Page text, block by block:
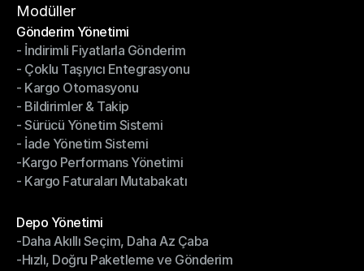
Hizmet Şartları
Modüller
Gönderim Yönetimi
Gönderim Yönetimi
- İndirimli Fiyatlarla Gönderim
- İndirimli Fiyatlarla Gönderim
- Çoklu Taşıyıcı Entegrasyonu
- Çoklu Taşıyıcı Entegrasyonu
- Kargo Otomasyonu
- Kargo Otomasyonu
- Bildirimler & Takip
- Bildirimler & Takip
- Sürücü Yönetim Sistemi
- Sürücü Yönetim Sistemi
- İade Yönetim Sistemi
- İade Yönetim Sistemi
-Kargo Performans Yönetimi
-Kargo Performans Yönetimi
- Kargo Faturaları Mutabakatı
Depo Yönetimi
Depo Yönetimi
-Daha Akıllı Seçim, Daha Az Çaba
-Daha Akıllı Seçim, Daha Az Çaba
-Hızlı, Doğru Paketleme ve Gönderim